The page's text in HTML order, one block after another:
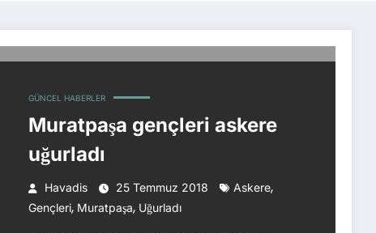
GÜNCEL HABERLER
Muratpaşa gençleri askere
uğurladı
Havadis 25 Temmuz 2018 Askere,
Gençleri, Muratpaşa, Uğurladı